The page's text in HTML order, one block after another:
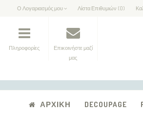
Ο Λογαριασμός μου Λίστα Επιθυμιών (0)
Πληροφορίες
Επικοινήστε μαζί
μας
ΑΡΧΙΚΉ DECOUPAGE